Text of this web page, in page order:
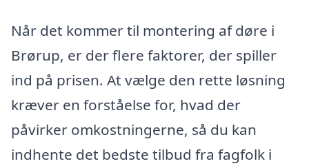
Når det kommer til montering af døre i
Brørup, er der flere faktorer, der spiller
ind på prisen. At vælge den rette løsning
kræver en forståelse for, hvad der
påvirker omkostningerne, så du kan
indhente det bedste tilbud fra fagfolk i